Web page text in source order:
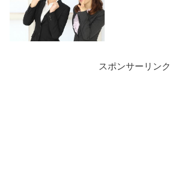
スポンサーリンク